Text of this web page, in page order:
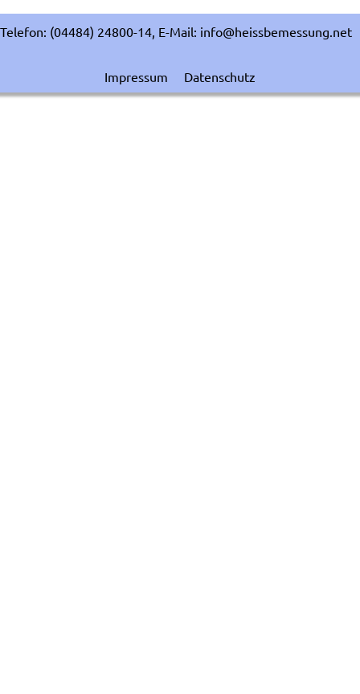
Telefon: (04484) 24800-14, E-Mail: info@heissbemessung.net
Impressum Datenschutz